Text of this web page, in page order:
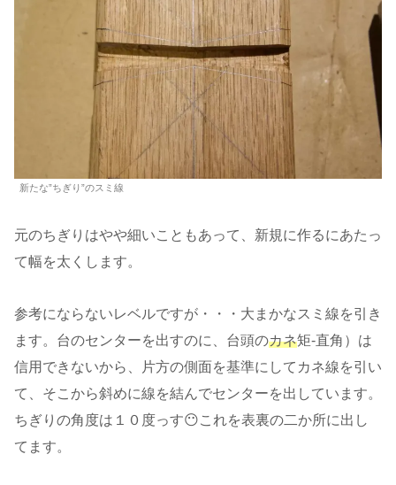
新たな”ちぎり”のスミ線
元のちぎりはやや細いこともあって、新規に作るにあたっ
て幅を太くします。
参考にならないレベルですが・・・大まかなスミ線を引き
ます。台のセンターを出すのに、台頭のカネ矩‐直角）は
信用できないから、片方の側面を基準にしてカネ線を引い
て、そこから斜めに線を結んでセンターを出しています。
ちぎりの角度は１０度っす😶これを表裏の二か所に出し
てます。